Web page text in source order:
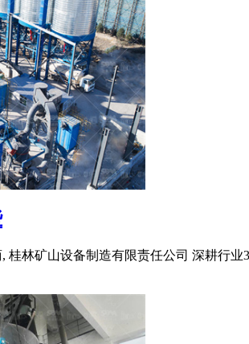
桂林矿山设备制造有限责任公司 深耕行